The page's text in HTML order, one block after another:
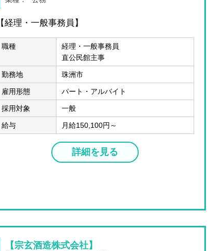
【経理・一般事務員】
職種
経理・一般事務員
直公民館主事
勤務地 珠洲市
雇用形態 パート・アルバイト
採用対象 一般
給与 月給150,100円～
詳細を見る
【宗玄酒造株式会社】